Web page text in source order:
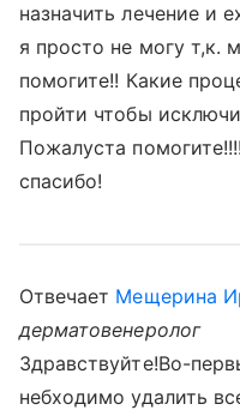
назначить лечение и
я просто не могу т,к.
помогите!! Какие
пройти чтобы
Пожалуста
спасибо!
Отвечает Мещерина
дерматовенеролог
Здравствуйте!Во-
небходимо удалить